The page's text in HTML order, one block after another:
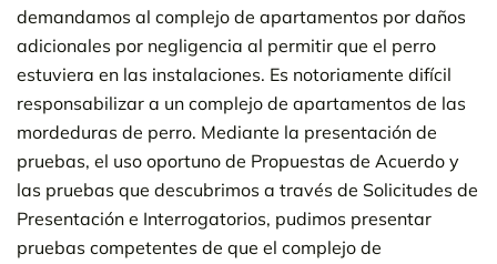
demandamos al complejo de apartamentos por daños
adicionales por negligencia al permitir que el perro
estuviera en las instalaciones. Es notoriamente difícil
responsabilizar a un complejo de apartamentos de las
mordeduras de perro. Mediante la presentación de
pruebas, el uso oportuno de Propuestas de Acuerdo y
las pruebas que descubrimos a través de Solicitudes de
Presentación e Interrogatorios, pudimos presentar
pruebas competentes de que el complejo de